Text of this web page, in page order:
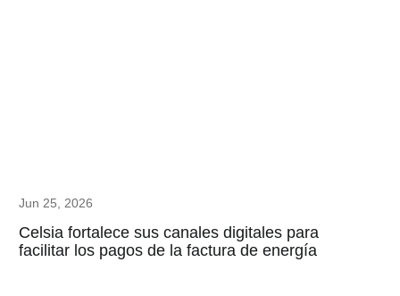
Jun 25, 2026
Celsia fortalece sus canales digitales para
facilitar los pagos de la factura de energía